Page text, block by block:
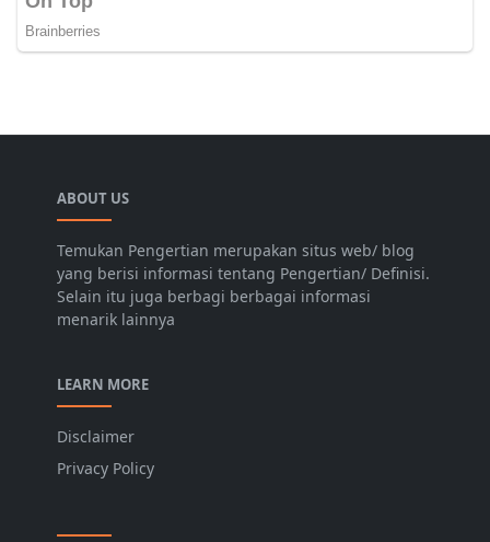
ABOUT US
Temukan Pengertian merupakan situs web/ blog
yang berisi informasi tentang Pengertian/ Definisi.
Selain itu juga berbagi berbagai informasi
menarik lainnya
LEARN MORE
Disclaimer
Privacy Policy